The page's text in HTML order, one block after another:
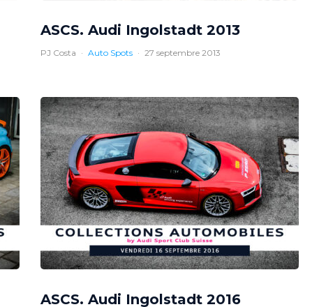
ASCS. Audi Ingolstadt 2013
PJ Costa · Auto Spots · 27 septembre 2013
ASCS. Audi Ingolstadt 2016